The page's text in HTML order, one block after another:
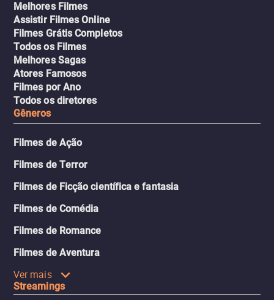
Melhores Filmes
Assistir Filmes Online
Filmes Grátis Completos
Todos os Filmes
Melhores Sagas
Atores Famosos
Filmes por Ano
Todos os diretores
Gêneros
Filmes de Ação
Filmes de Terror
Filmes de Ficção científica e fantasia
Filmes de Comédia
Filmes de Romance
Filmes de Aventura
Ver mais
Streamings